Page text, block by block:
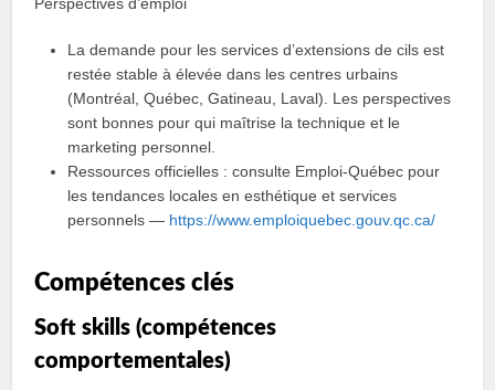
La demande pour les services d’extensions de cils est
restée stable à élevée dans les centres urbains
(Montréal, Québec, Gatineau, Laval). Les perspectives
sont bonnes pour qui maîtrise la technique et le
marketing personnel.
Ressources officielles : consulte Emploi‑Québec pour
les tendances locales en esthétique et services
personnels — https://www.emploiquebec.gouv.qc.ca/
Compétences clés
Soft skills (compétences
comportementales)